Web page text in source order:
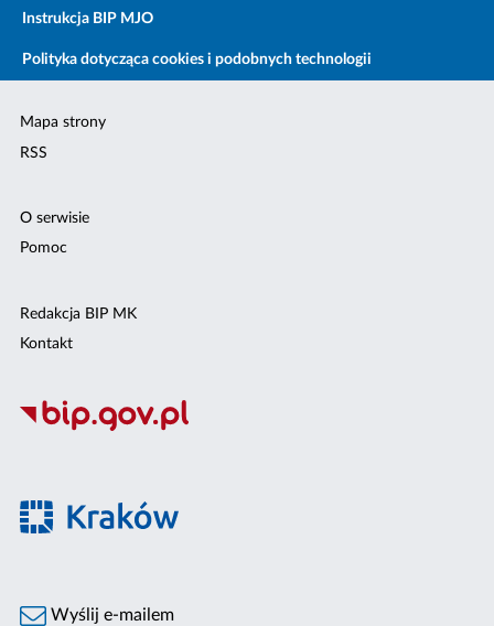
Instrukcja BIP MJO
Polityka dotycząca cookies i podobnych technologii
Mapa strony
RSS
O serwisie
Pomoc
Redakcja BIP MK
Kontakt
Wyślij e-mailem